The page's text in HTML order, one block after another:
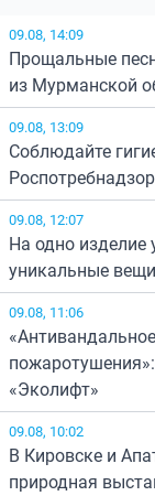
09.08, 14:09
Прощальные
из Мурманской
09.08, 13:09
Соблюдайте
09.08, 12:07
На одно изделие
уникальные
09.08, 11:06
«Эколифт»
09.08, 10:02
В Кировске и
природная